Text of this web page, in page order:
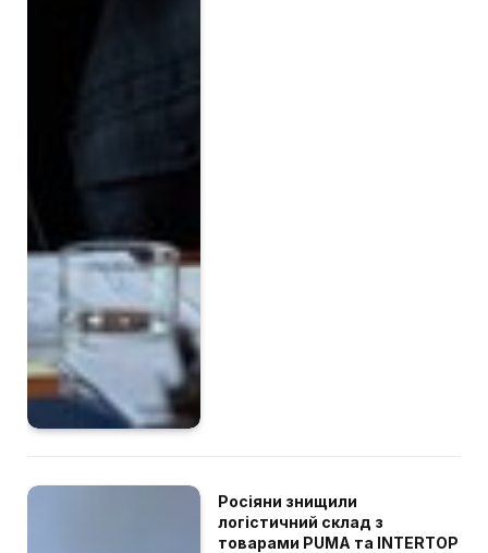
Росіяни знищили
логістичний склад з
товарами PUMA та INTERTOP